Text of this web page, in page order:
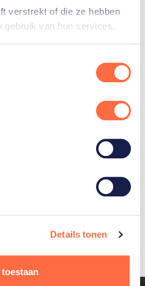
verstrekt of die ze hebben
gebruik van hun services.
Details tonen
Atletiek
Toon alle